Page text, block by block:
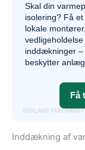
REKLAME FOR
Skal din
isolering? Få
lokale
inddækninger –
beskytter
Få
Inddækning af